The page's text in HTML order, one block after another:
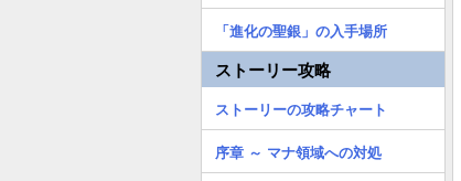
「進化の聖銀」の入手場所
ストーリー攻略
ストーリーの攻略チャート
序章 ～ マナ領域への対処